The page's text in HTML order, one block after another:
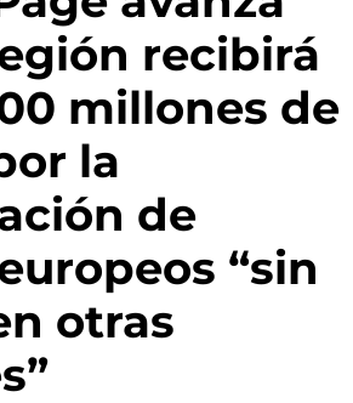
recibirá
millones de
la
de
“sin
otras